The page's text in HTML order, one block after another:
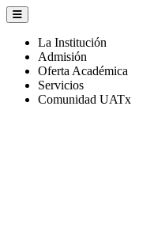
La Institución
Admisión
Oferta Académica
Servicios
Comunidad UATx